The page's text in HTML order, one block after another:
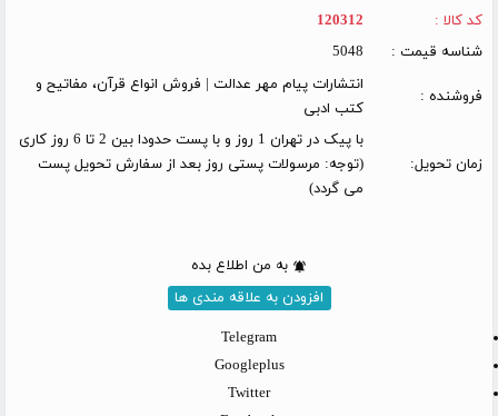
کد کالا :
120312
شناسه قیمت :
5048
فروشنده :
انتشارات پیام مهر عدالت | فروش انواع قرآن، مفاتیح و
کتب ادبی
زمان تحویل:
با پیک در تهران 1 روز و با پست حدودا بین 2 تا 6 روز کاری
(توجه: مرسولات پستی روز بعد از سفارش تحویل پست
می گردد)
به من اطلاع بده
افزودن به علاقه مندی ها
Telegram
Googleplus
Twitter